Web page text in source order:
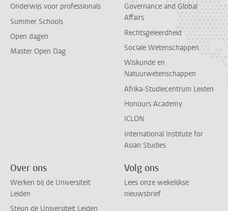
Onderwijs voor professionals
Summer Schools
Open dagen
Master Open Dag
Governance and Global
Affairs
Rechtsgeleerdheid
Sociale Wetenschappen
Wiskunde en
Natuurwetenschappen
Afrika-Studiecentrum Leiden
Honours Academy
ICLON
International Institute for
Asian Studies
Over ons
Werken bij de Universiteit
Leiden
Steun de Universiteit Leiden
Volg ons
Lees onze wekelijkse
nieuwsbrief